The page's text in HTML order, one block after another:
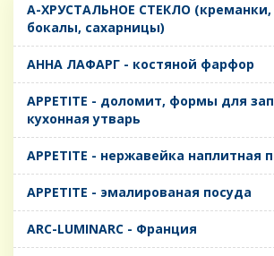
A-ХРУСТАЛЬНОЕ СТЕКЛО (креманки,
бокалы, сахарницы)
AHHA ЛАФАРГ - костяной фарфор
APPETITE - доломит, формы для
кухонная утварь
APPETITE - нержавейка наплитная
APPETITE - эмалированая посуда
ARC-LUMINARC - Франция